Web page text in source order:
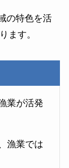
の特色を活
ます。
業が活発
漁業では